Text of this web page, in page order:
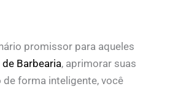
promissor para aqueles
de Barbearia, aprimorar suas
forma inteligente, você